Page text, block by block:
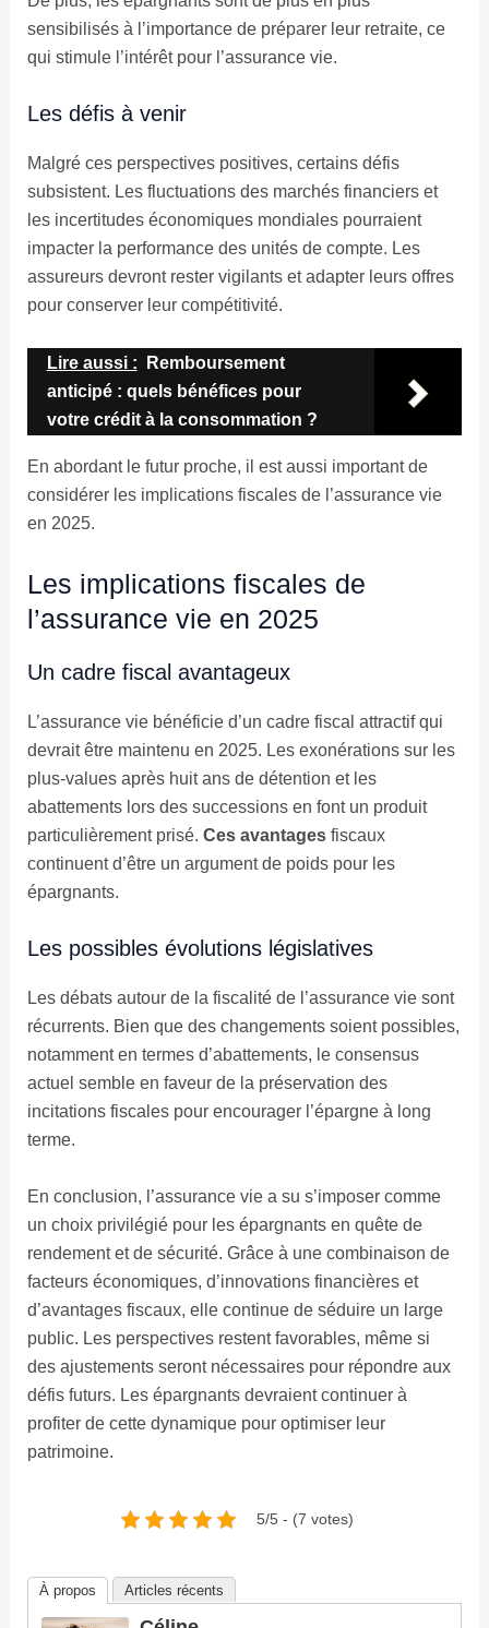
sensibilisés à l’importance de préparer leur retraite, ce
qui stimule l’intérêt pour l’assurance vie.
Les défis à venir
Malgré ces perspectives positives, certains défis
subsistent. Les fluctuations des marchés financiers et
les incertitudes économiques mondiales pourraient
impacter la performance des unités de compte. Les
assureurs devront rester vigilants et adapter leurs offres
pour conserver leur compétitivité.
Lire aussi :
Remboursement
anticipé : quels bénéfices pour
votre crédit à la consommation ?
En abordant le futur proche, il est aussi important de
considérer les implications fiscales de l’assurance vie
en 2025.
Les implications fiscales de
l’assurance vie en 2025
Un cadre fiscal avantageux
L’assurance vie bénéficie d’un cadre fiscal attractif qui
devrait être maintenu en 2025. Les exonérations sur les
plus-values après huit ans de détention et les
abattements lors des successions en font un produit
particulièrement prisé. Ces avantagesfiscaux
continuent d’être un argument de poids pour les
épargnants.
Les possibles évolutions législatives
Les débats autour de la fiscalité de l’assurance vie sont
récurrents. Bien que des changements soient possibles,
notamment en termes d’abattements, le consensus
actuel semble en faveur de la préservation des
incitations fiscales pour encourager l’épargne à long
terme.
En conclusion, l’assurance vie a su s’imposer comme
un choix privilégié pour les épargnants en quête de
rendement et de sécurité. Grâce à une combinaison de
facteurs économiques, d’innovations financières et
d’avantages fiscaux, elle continue de séduire un large
public. Les perspectives restent favorables, même si
des ajustements seront nécessaires pour répondre aux
défis futurs. Les épargnants devraient continuer à
profiter de cette dynamique pour optimiser leur
patrimoine.
5/5 - (7 votes)
À propos Articles récents